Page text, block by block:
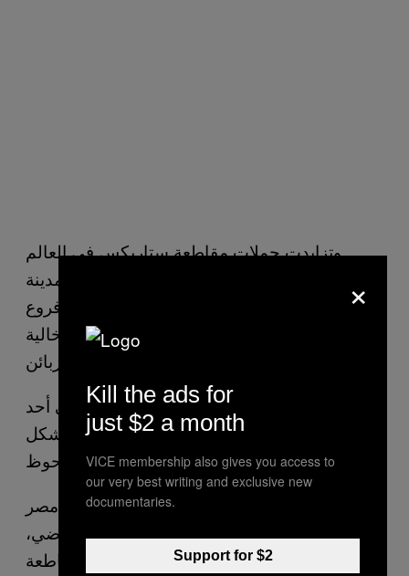
وتزايدت حملات مقاطعة ستاربكس في العالم
العربي منذ بداية الحرب على غزة. في مدينة
سبعة فروع
لستاربكس وماكدونالدز وكنتاكي فرايد تشيكن خالية
وفي العاصمة المغربية الرباط،قال عامل في أحد
فروع ستاربكس إن عدد الزبائن انخفض بشكل
أن شركة ستاربكس في مصر
سرحت عددًا من العاملين بها أواخر نوفمبر الماضي،
بعد تأثرها ماليًا بالمقاطعة.
×
Kill the ads for
just $2 a month
VICE membership also gives you access to
our very best writing and exclusive new
documentaries.
Support for $2